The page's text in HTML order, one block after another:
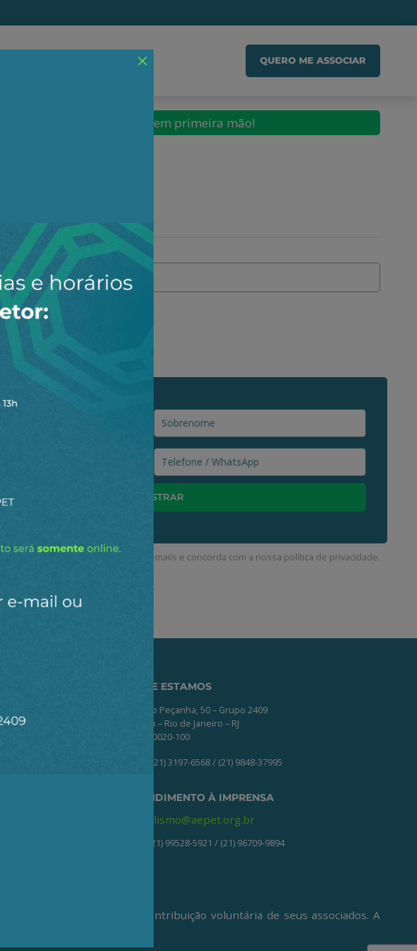
QUERO ME ASSOCIAR
nossos conteúdos em primeira mão!
você aceita receber nossos e-mails e concorda com a nossa política de privacidade.
as
ONDE ESTAMOS
Av. Nilo Peçanha, 50 – Grupo 2409
Centro – Rio de Janeiro – RJ
CEP: 20020-100
(21) 3197-6568 / (21) 9848-37995
ATENDIMENTO À IMPRENSA
jornalismo@aepet.org.br
(21) 99528-5921 / (21) 96709-9894
lucrativos, que vive da contribuição voluntária de seus associados. A